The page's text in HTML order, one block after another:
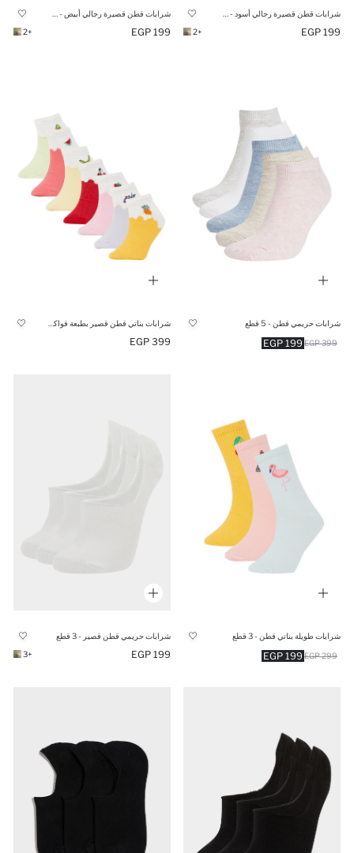
شرابات قطن قصيرة رجالي أسود - 3 قطع
199 EGP
+2
شرابات قطن قصيرة رجالي أبيض - 3 قطع
199 EGP
+2
شرابات حريمي قطن - 5 قطع
199 EGP 399 EGP
399 EGP
شرابات طويلة بناتي قطن - 3 قطع
199 EGP 299 EGP
شرابات حريمي قطن قصير - 3 قطع
199 EGP
+3